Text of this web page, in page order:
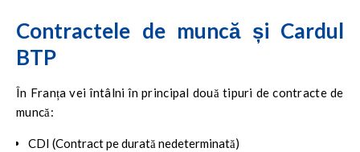
Contractele de muncă și Cardul
BTP
În Franța vei întâlni în principal două tipuri de contracte de
muncă:
CDI (Contract pe durată nedeterminată)